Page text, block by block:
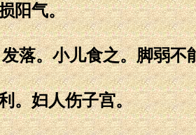
阳气。
落。小儿食之。脚弱不
。妇人伤子宫。